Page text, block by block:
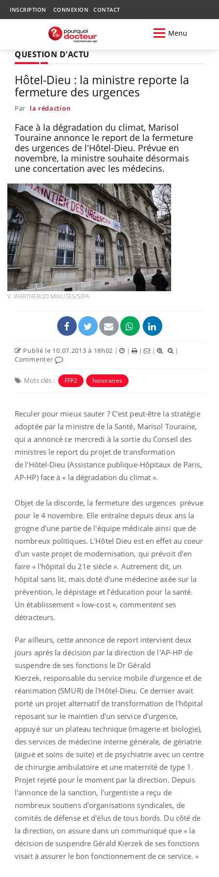
INSCRIPTION CONNEXION CONTACT
Menu
QUESTION D'ACTU
Hôtel-Dieu : la ministre reporte la
fermeture des urgences
Par la rédaction
Face à la dégradation du climat, Marisol
Touraine annonce le report de la fermeture
des urgences de l'Hôtel-Dieu. Prévue en
novembre, la ministre souhaite désormais
une concertation avec les médecins.
V. WARTNER/20 MINUTES/SIPA
Publié le 10.07.2013 à 18h02 | | | |
|
Commenter
Mots clés : FFP2 honoraires
Reculer pour mieux sauter ? C'est peut-être la stratégie
adoptée par la ministre de la Santé, Marisol Touraine,
qui a annoncé ce mercredi à la sortie du Conseil des
ministres le report du projet de transformation
de l'Hôtel-Dieu (Assistance publique-Hôpitaux de Paris,
AP-HP) face à « la dégradation du climat ».
Objet de la discorde, la fermeture des urgences prévue
pour le 4 novembre. Elle entraîne depuis deux ans la
grogne d'une partie de l'équipe médicale ainsi que de
nombreux politiques. L'Hôtel Dieu est en effet au coeur
d'un vaste projet de modernisation, qui prévoit d'en
faire « l'hôpital du 21e siècle ». Autrement dit, un
hôpital sans lit, mais doté d'une médecine axée sur la
prévention, le dépistage et l’éducation pour la santé.
Un établissement « low-cost », commentent ses
détracteurs.
Par ailleurs, cette annonce de report intervient deux
jours après la décision par la direction de l'AP-HP de
suspendre de ses fonctions le Dr Gérald
Kierzek, responsable du service mobile d'urgence et de
réanimation (SMUR) de l'Hôtel-Dieu. Ce dernier avait
porté un projet alternatif de transformation de l'hôpital
reposant sur le maintien d'un service d'urgence,
appuyé sur un plateau technique (imagerie et biologie),
des services de médecine interne générale, de gériatrie
(aiguë et soins de suite) et de psychiatrie avec un centre
de chirurgie ambulatoire et une maternité de type 1.
Projet rejeté pour le moment par la direction. Depuis
l'annonce de la sanction, l'urgentiste a reçu de
nombreux soutiens d'organisations syndicales, de
comités de défense et d'élus de tous bords. Du côté de
la direction, on assure dans un communiqué que « la
décision de suspendre Gérald Kierzek de ses fonctions
visait à assurer le bon fonctionnement de ce service. »